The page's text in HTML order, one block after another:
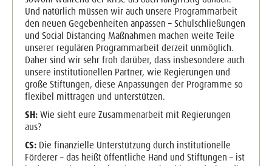
Und natürlich müssen wir auch unsere Programmarbeit
den neuen Gegebenheiten anpassen – Schulschließungen
und Social Distancing Maßnahmen machen weite Teile
unserer regulären Programmarbeit derzeit unmöglich.
Daher sind wir sehr froh darüber, dass insbesondere auch
unsere institutionellen Partner, wie Regierungen und
große Stiftungen, diese Anpassungen der Programme so
flexibel mittragen und unterstützen.
SH: Wie sieht eure Zusammenarbeit mit Regierungen
aus?
CS: Die finanzielle Unterstützung durch institutionelle
Förderer – das heißt öffentliche Hand und Stiftungen – ist